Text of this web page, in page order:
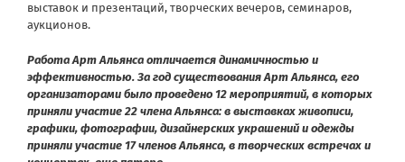
выставок и презентаций, творческих вечеров, семинаров,
аукционов.
Работа Арт Альянса отличается динамичностью и
эффективностью. За год существования Арт Альянса, его
организаторами было проведено 12 мероприятий, в которых
приняли участие 22 члена Альянса: в выставках живописи,
графики, фотографии, дизайнерских украшений и одежды
приняли участие 17 членов Альянса, в творческих встречах и